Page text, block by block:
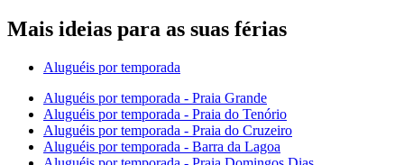
Mais ideias para as suas férias
Aluguéis por temporada
Aluguéis por temporada - Praia Grande
Aluguéis por temporada - Praia do Tenório
Aluguéis por temporada - Praia do Cruzeiro
Aluguéis por temporada - Barra da Lagoa